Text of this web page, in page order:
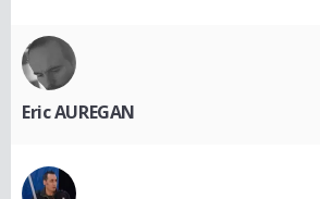
Eric AUREGAN